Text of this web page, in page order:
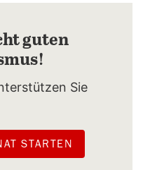
guten
Sie
STARTEN